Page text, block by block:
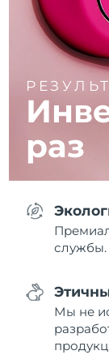
раз
службы.
Мы не